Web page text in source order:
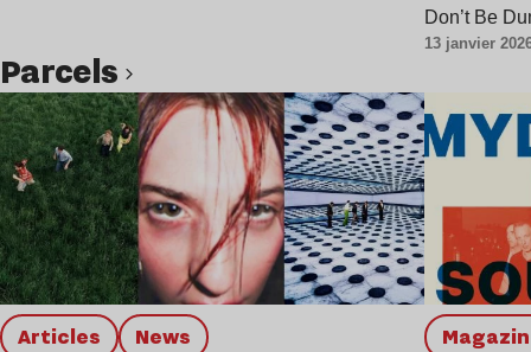
Don’t Be
13 janvier
Parcels
Articles news
Lire l’article